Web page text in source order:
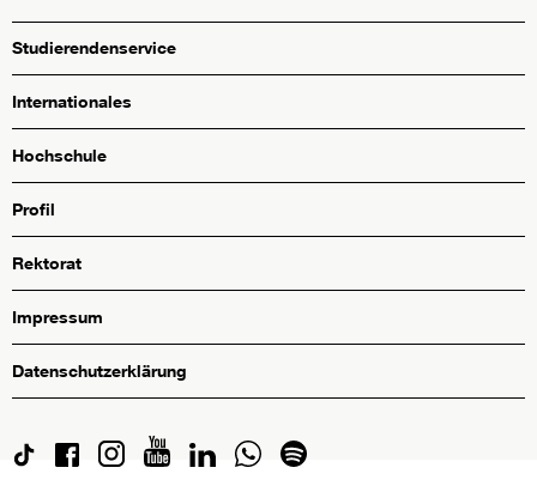
Studierendenservice
Internationales
Hochschule
Profil
Rektorat
Impressum
Datenschutzerklärung